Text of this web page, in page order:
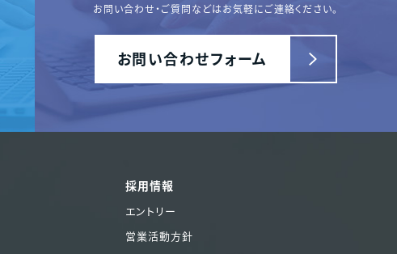
お問い合わせ・ご質問などはお気軽にご連絡ください。
お問い合わせフォーム
採用情報
エントリー
営業活動方針